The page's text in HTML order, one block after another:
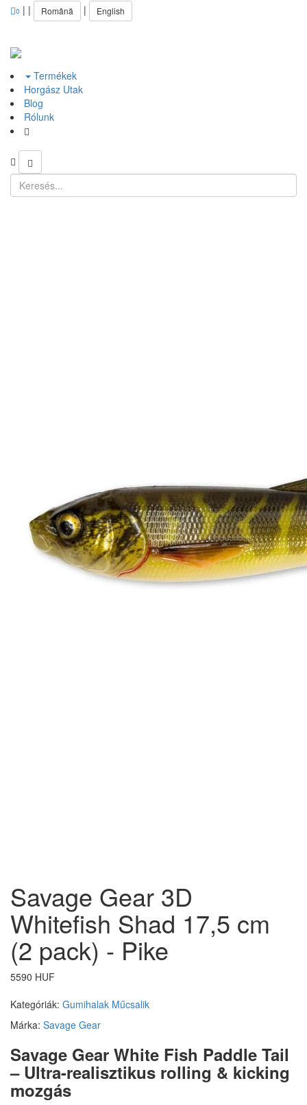
0 | | Română | English
Termékek
Horgász Utak
Blog
Rólunk
Savage Gear 3D
Whitefish Shad 17,5 cm
(2 pack) - Pike
5590 HUF
Kategóriák: Gumihalak Műcsalik
Márka: Savage Gear
Savage Gear White Fish Paddle Tail
– Ultra-realisztikus rolling & kicking
mozgás